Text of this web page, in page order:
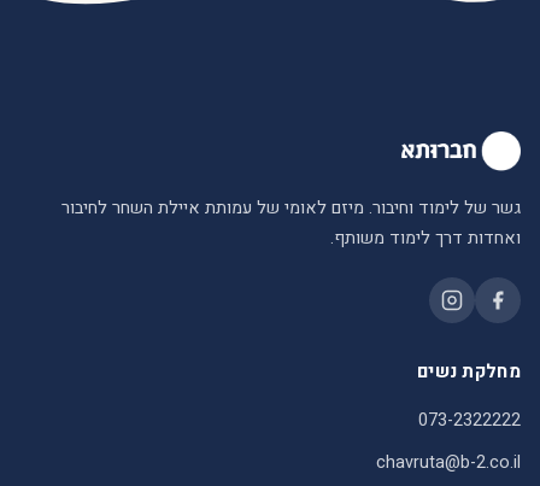
גשר של לימוד וחיבור. מיזם לאומי של עמותת איילת השחר לחיבור
ואחדות דרך לימוד משותף.
מחלקת נשים
073-2322222
chavruta@b-2.co.il